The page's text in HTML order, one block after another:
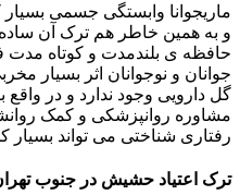
ماریجوانا وابستگی جسمی بسیار
و به همین خاطر هم ترک آن
حافظه ی بلندمدت و کوتاه مدت
جوانان و نوجوانان اثر بسیار
گل دارویی وجود ندارد و در
مشاوره روانپزشکی و کمک
رفتاری شناختی می تواند بسیار
ترک اعتیاد حشیش در جنوب